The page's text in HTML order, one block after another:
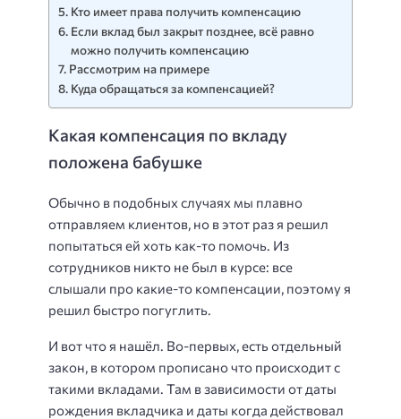
Кто имеет права получить компенсацию
Если вклад был закрыт позднее, всё равно
можно получить компенсацию
Рассмотрим на примере
Куда обращаться за компенсацией?
Какая компенсация по вкладу
положена бабушке
Обычно в подобных случаях мы плавно
отправляем клиентов, но в этот раз я решил
попытаться ей хоть как-то помочь. Из
сотрудников никто не был в курсе: все
слышали про какие-то компенсации, поэтому я
решил быстро погуглить.
И вот что я нашёл. Во-первых, есть отдельный
закон, в котором прописано что происходит с
такими вкладами. Там в зависимости от даты
рождения вкладчика и даты когда действовал